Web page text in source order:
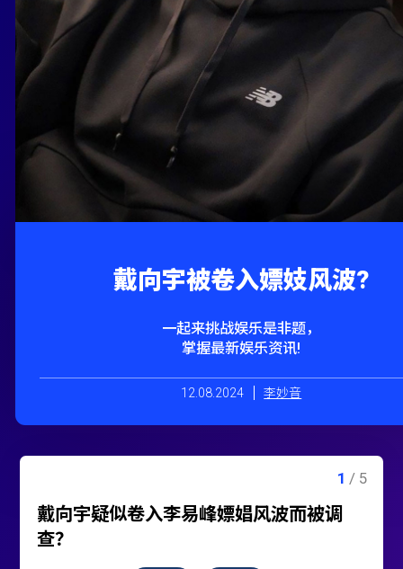
戴向宇被卷入嫖妓风波?
一起来挑战娱乐是非题，
掌握最新娱乐资讯!
12.08.2024 李妙音
戴向宇疑似卷入李易峰嫖娼风波而被调
查？